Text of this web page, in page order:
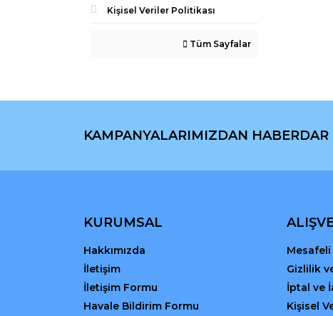
Kişisel Veriler Politikası
Tüm Sayfalar
KAMPANYALARIMIZDAN HABERDAR
KURUMSAL
Hakkımızda
İletişim
İletişim Formu
Havale Bildirim Formu
Mesafeli
Gizlilik
İptal ve
Kişisel